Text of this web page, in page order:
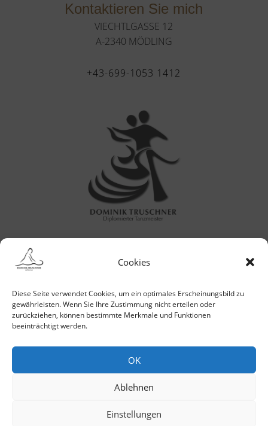
Cookies
Diese Seite verwendet Cookies, um ein optimales Erscheinungsbild zu
gewährleisten. Wenn Sie Ihre Zustimmung nicht erteilen oder
zurückziehen, können bestimmte Merkmale und Funktionen
beeinträchtigt werden.
OK
Ablehnen
Einstellungen
Kontaktieren Sie mich
VIECHTLGASSE 12
A-2340 MÖDLING
+43-699-1053 1412
E-MAIL
ANRUF